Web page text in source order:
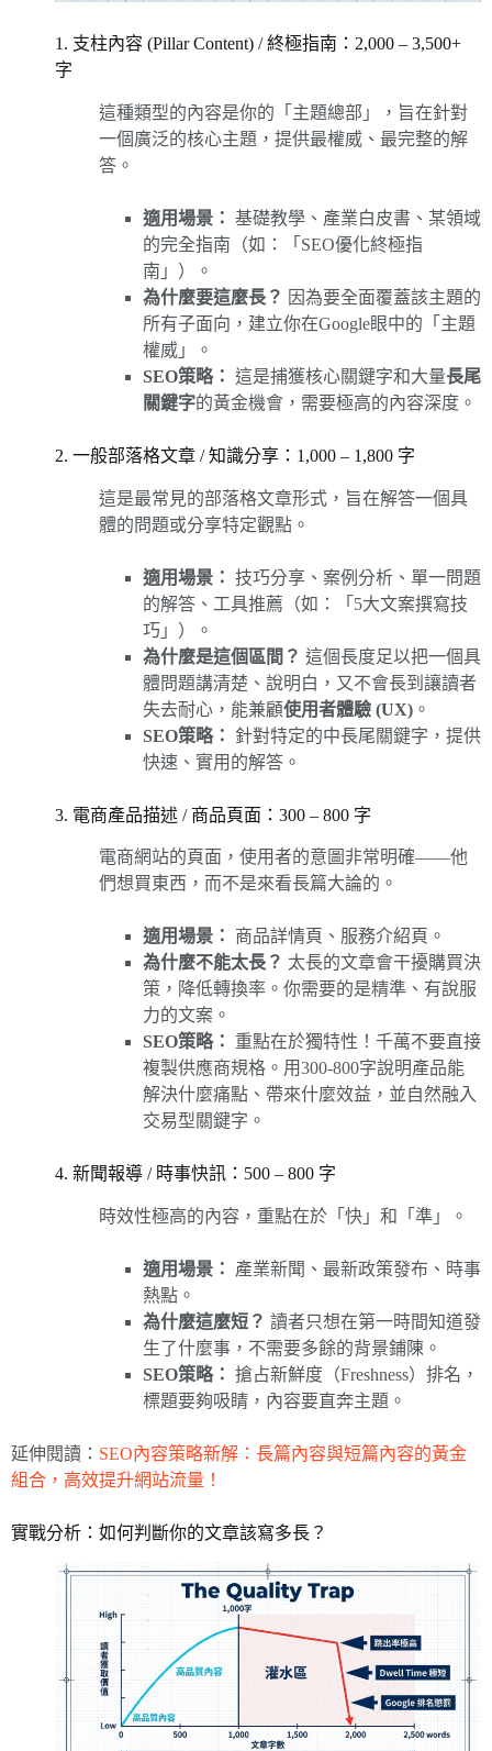
1. 支柱內容 (Pillar Content) / 終極指南：2,000 – 3,500+
字
這種類型的內容是你的「主題總部」，旨在針對
一個廣泛的核心主題，提供最權威、最完整的解
答。
適用場景： 基礎教學、產業白皮書、某領域
的完全指南（如：「SEO優化終極指
南」）。
為什麼要這麼長？ 因為要全面覆蓋該主題的
所有子面向，建立你在Google眼中的「主題
權威」。
SEO策略： 這是捕獲核心關鍵字和大量長尾
關鍵字的黃金機會，需要極高的內容深度。
2. 一般部落格文章 / 知識分享：1,000 – 1,800 字
這是最常見的部落格文章形式，旨在解答一個具
體的問題或分享特定觀點。
適用場景： 技巧分享、案例分析、單一問題
的解答、工具推薦（如：「5大文案撰寫技
巧」）。
為什麼是這個區間？ 這個長度足以把一個具
體問題講清楚、說明白，又不會長到讓讀者
失去耐心，能兼顧使用者體驗 (UX) 。
SEO策略：
針對特定的中長尾關鍵字，提供
快速、實用的解答。
3. 電商產品描述 / 商品頁面：300 – 800 字
電商網站的頁面，使用者的意圖非常明確——他
們想買東西，而不是來看長篇大論的。
適用場景：
商品詳情頁、服務介紹頁。
為什麼不能太長？ 太長的文章會干擾購買決
策，降低轉換率。你需要的是精準、有說服
力的文案。
SEO策略：
重點在於獨特性！千萬不要直接
複製供應商規格。用300-800字說明產品能
解決什麼痛點、帶來什麼效益，並自然融入
交易型關鍵字。
4. 新聞報導 / 時事快訊：500 – 800 字
時效性極高的內容，重點在於「快」和「準」。
適用場景：
產業新聞、最新政策發布、時事
熱點。
為什麼這麼短？ 讀者只想在第一時間知道發
生了什麼事，不需要多餘的背景鋪陳。
SEO策略： 搶占新鮮度（Freshness）排名，
標題要夠吸睛，內容要直奔主題。
延伸閱讀： SEO內容策略新解：長篇內容與短篇內容的黃金
組合，高效提升網站流量！
實戰分析：如何判斷你的文章該寫多長？